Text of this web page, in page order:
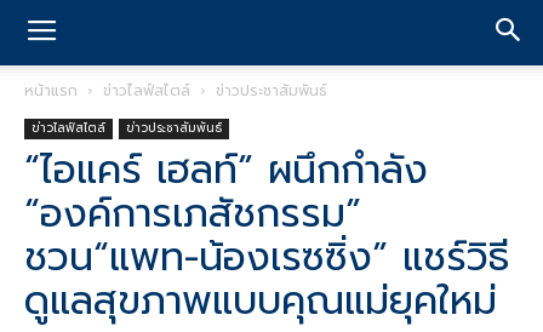
หน้าแรก ข่าวไลฟ์สไตล์ ข่าวประชาสัมพันธ์
ข่าวไลฟ์สไตล์ ข่าวประชาสัมพันธ์
“ไอแคร์ เฮลท์” ผนึกกำลัง
“องค์การเภสัชกรรม”
ชวน“แพท-น้องเรซซิ่ง” แชร์วิธี
ดูแลสุขภาพแบบคุณแม่ยุคใหม่